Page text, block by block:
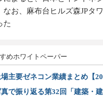
なお、麻布台ヒルズ森JPタ
た
めホワイトペーパー
場主要ゼネコン業績まとめ【
で振り返る第32回「建築・建